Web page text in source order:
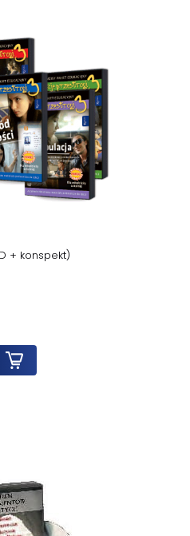
+ konspekt)